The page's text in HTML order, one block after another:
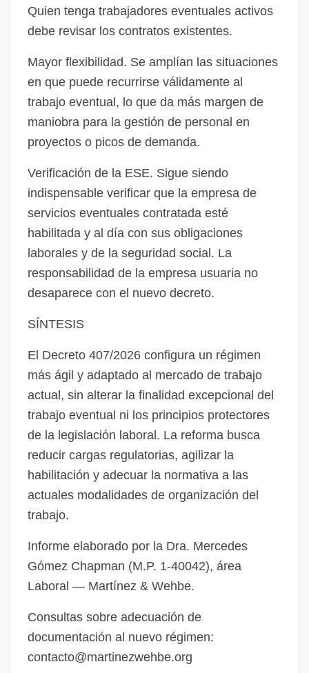
Quien tenga trabajadores eventuales activos
debe revisar los contratos existentes.
Mayor flexibilidad. Se amplían las situaciones
en que puede recurrirse válidamente al
trabajo eventual, lo que da más margen de
maniobra para la gestión de personal en
proyectos o picos de demanda.
Verificación de la ESE. Sigue siendo
indispensable verificar que la empresa de
servicios eventuales contratada esté
habilitada y al día con sus obligaciones
laborales y de la seguridad social. La
responsabilidad de la empresa usuaria no
desaparece con el nuevo decreto.
SÍNTESIS
El Decreto 407/2026 configura un régimen
más ágil y adaptado al mercado de trabajo
actual, sin alterar la finalidad excepcional del
trabajo eventual ni los principios protectores
de la legislación laboral. La reforma busca
reducir cargas regulatorias, agilizar la
habilitación y adecuar la normativa a las
actuales modalidades de organización del
trabajo.
Informe elaborado por la Dra. Mercedes
Gómez Chapman (M.P. 1-40042), área
Laboral — Martínez & Wehbe.
Consultas sobre adecuación de
documentación al nuevo régimen:
contacto@martinezwehbe.org